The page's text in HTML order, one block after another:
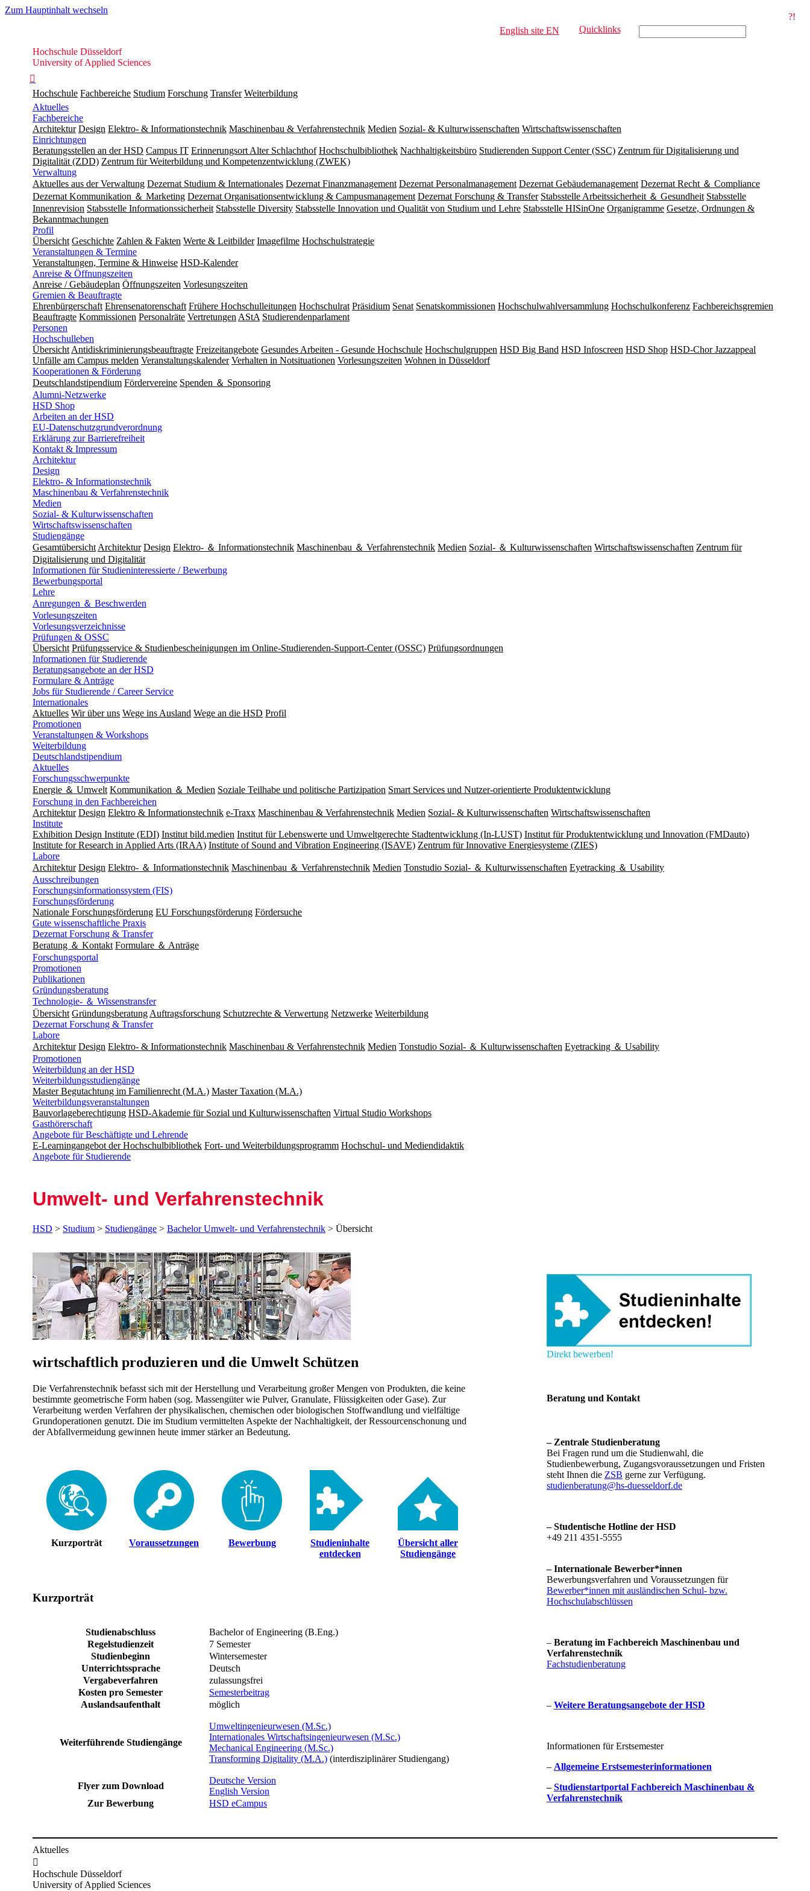
Zum Hauptinhalt wechseln
?!
Hochschule
Düsseldorf
Hochschule Düsseldorf
University of Applied Sciences

English site EN Quicklinks
Hochschule Fachbereiche Studium Forschung Transfer Weiterbildung
Aktuelles
Fachbereiche
Architektur Design Elektro- & Informationstechnik Maschinenbau & Verfahrenstechnik Medien Sozial- & Kulturwissenschaften Wirtschaftswissenschaften
Einrichtungen
Beratungsstellen an der HSD Campus IT Erinnerungsort Alter Schlachthof Hochschulbibliothek Nachhaltigkeitsbüro Studierenden Support Center (SSC) Zentrum für Digitalisierung und
Digitalität (ZDD) Zentrum für Weiterbildung und Kompetenzentwicklung (ZWEK)
Verwaltung
Aktuelles aus der Verwaltung Dezernat Studium & Internationales Dezernat Finanzmanagement Dezernat Personalmanagement Dezernat Gebäudemanagement Dezernat Recht ＆ Compliance
Dezernat Kommunikation ＆ Marketing Dezernat Organisationsentwicklung & Campusmanagement Dezernat Forschung & Transfer Stabsstelle Arbeitssicherheit ＆ Gesundheit Stabsstelle
Innenrevision Stabsstelle In­for­ma­ti­ons­sicher­heit Stabsstelle Diversity Stabsstelle Innovation und Qualität von Studium und Lehre Stabsstelle HISinOne Organigramme Gesetze, Ordnungen &
Bekanntmachungen
Profil
Übersicht Geschichte Zahlen & Fakten Werte & Leitbilder Imagefilme Hochschulstrategie
Veranstaltungen & Termine
Veranstaltungen, Termine & Hinweise HSD-Kalender
Anreise & Öffnungszeiten
Anreise / Gebäudeplan Öffnungszeiten Vorlesungszeiten
Gremien & Beauftragte
Ehrenbürgerschaft Ehrensenatorenschaft Frühere Hochschulleitungen Hochschulrat Präsidium Senat Senatskommissionen Hochschulwahlversammlung Hochschulkonferenz Fachbereichsgremien
Beauftragte Kommissionen Personalräte Vertretungen AStA Studierendenparlament
Personen
Hochschulleben
Übersicht Antidiskriminierungsbeauftragte Freizeitangebote Gesundes Arbeiten - Gesunde Hochschule Hochschulgruppen HSD Big Band HSD Infoscreen HSD Shop HSD-Chor Jazzappeal
Unfälle am Campus melden Veranstaltungskalender Verhalten in Notsituationen Vorlesungszeiten Wohnen in Düsseldorf
Kooperationen & Förderung
Deutschlandstipendium Fördervereine Spenden ＆ Sponsoring
Alumni-Netzwerke
HSD Shop
Arbeiten an der HSD
EU-Datenschutzgrundverordnung
Erklärung zur Barrierefreiheit
Kontakt & Impressum
Architektur
Design
Elektro- & Informationstechnik
Maschinenbau & Verfahrenstechnik
Medien
Sozial- & Kulturwissenschaften
Wirtschaftswissenschaften
Studiengänge
Gesamtübersicht Architektur Design Elektro- ＆ Informationstechnik Maschinenbau ＆ Verfahrenstechnik Medien Sozial- ＆ Kulturwissenschaften Wirtschaftswissenschaften Zentrum für
Digitalisierung und Digitalität
Informationen für Studieninteressierte / Bewerbung
Bewerbungsportal
Lehre
Anregungen ＆ Beschwerden
Vorlesungszeiten
Vorlesungsverzeichnisse
Prüfungen & OSSC
Übersicht Prüfungsservice & Studienbescheinigungen im Online-Studierenden-Support-Center (OSSC) Prüfungsordnungen
Informationen für Studierende
Beratungsangebote an der HSD
Formulare & Anträge
Jobs für Studierende / Career Service
Internationales
Aktuelles Wir über uns Wege ins Ausland Wege an die HSD Profil
Promotionen
Veranstaltungen & Workshops
Weiterbildung
Deutschlandstipendium
Aktuelles
Forschungsschwerpunkte
Energie ＆ Umwelt Kommunikation ＆ Medien Soziale Teilhabe und politische Partizipation Smart Services und Nutzer-orientierte Produktentwicklung
Forschung in den Fachbereichen
Architektur Design Elektro & Informationstechnik e-Traxx Maschinenbau & Verfahrenstechnik Medien Sozial- & Kulturwissenschaften Wirtschaftswissenschaften
Institute
Exhibition Design Institute (EDI) Institut bild.medien Institut für Lebenswerte und Umweltgerechte Stadtentwicklung (In-LUST) Institut für Produktentwicklung und Innovation (FMDauto)
Institute for Research in Applied Arts (IRAA) Institute of Sound and Vibration Engineering (ISAVE) Zentrum für Innovative Energiesysteme (ZIES)
Labore
Architektur Design Elektro- ＆ Informationstechnik Maschinenbau ＆ Verfahrenstechnik Medien Tonstudio Sozial- ＆ Kulturwissenschaften Eyetracking ＆ Usability
Ausschreibungen
Forschungsinformationssystem (FIS)
Forschungsförderung
Nationale Forschungsförderung EU Forschungsförderung Fördersuche
Gute wissenschaftliche Praxis
Dezernat Forschung & Transfer
Beratung ＆ Kontakt Formulare ＆ Anträge
Forschungsportal
Promotionen
Publikationen
Gründungsberatung
Technologie- ＆ Wissenstransfer
Übersicht Gründungsberatung Auftragsforschung Schutzrechte & Verwertung Netzwerke Weiterbildung
Dezernat Forschung & Transfer
Labore
Architektur Design Elektro- & Informationstechnik Maschinenbau & Verfahrenstechnik Medien Tonstudio Sozial- ＆ Kulturwissenschaften Eyetracking ＆ Usability
Promotionen
Weiterbildung an der HSD
Weiterbildungsstudiengänge
Master Begutachtung im Familienrecht (M.A.) Master Taxation (M.A.)
Weiterbildungsveranstaltungen
Bauvorlageberechtigung HSD-Akademie für Sozial und Kulturwissenschaften Virtual Studio Workshops
Gasthörerschaft
Angebote für Beschäftigte und Lehrende
E-Learningangebot der Hochschulbibliothek Fort- und Weiterbildungsprogramm Hochschul- und Mediendidaktik
Angebote für Studierende
Umwelt- und Verfahrens­technik
HSD > Studium > Studiengänge > Bachelor Umwelt- und Verfahrenstechnik > Übersicht
wirtschaftlich produzieren und die Umwelt Schützen
Die Verfahrenstechnik befasst sich mit der Herstellung und Verarbeitung großer Mengen von Produkten, die keine
bestimmte geometrische Form haben (sog. Massengüter wie Pulver, Granulate, Flüssigkeiten oder Gase). Zur
Verarbeitung werden Verfahren der physikalischen, chemischen oder biologischen Stoffwandlung und vielfältige
Grundoperationen genutzt. Die im Studium vermittelten Aspekte der Nachhaltigkeit, der Ressourcenschonung und
der Abfallvermeidung gewinnen heute immer stärker an Bedeutung.
Kurzporträt Voraus­setzungen Bewer­bung
Studien­inhalte
entdecken
Übersicht aller
Studien­gänge
Kurzporträ​t
​Studienabschlus​s​​​
​Bachelor of Engineerin​g (B.Eng.)
Regelstudienzeit
​7​ Semester
Studienbeginn
Wintersemester
Unterrichtssprache
​Deutsch
Vergabeverfahren
​zulassungsfrei
Kosten pro Semester
Semesterbeitrag
Auslandsaufenthalt
​möglich
​​Weiterführende Studiengänge
Umweltingenieurwesen (​M.Sc.​​​​)​
Internationales Wirtschaftsingenieurwesen (M.Sc.)
Mechanical Engineering (M.Sc.)
Transforming Digitality (M.A.) (interdisziplinärer Studiengang)
Flyer zum Download
​Deutsche Version
English Version
Zur Bewerbung
HSD eCampus​
Direkt bewerben!​
Beratung und Konta​​kt
– Zentrale Studienberatung
Bei Fragen rund um die Studienwahl, die
Studienbewerbung, Zugangsvoraussetzungen und Fristen
steht Ihnen die Z​​S​B​ gerne zur Verfügung.
studienberatung@hs-duesseldorf.de​
– Studentische Hotline der HSD
+49 211 4351-5555
– Internatio​nale Bewerber*innen​
Bewerbungsverfahren und Voraussetzungen für
Bewerber*innen mit ausländischen Schul- bzw.
Hochschulabschlüssen
– Beratung im Fachbereich Maschinenbau und
Verfahrenstechnik
Fachstudienberatung
– Weitere Beratungsan​gebote der HSD
Informationen für Erstsemester
– ​Allgemeine Erstsemesterinformationen
–Studienstartportal​ Fachbereich Maschinenbau &
Verfahrenstechnik​
Aktuelles

Hochschule Düsseldorf
University of Applied Sciences